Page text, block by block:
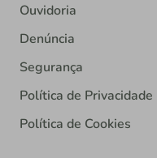
Ouvidoria
Denúncia
Segurança
Política de Privacidade
Política de Cookies